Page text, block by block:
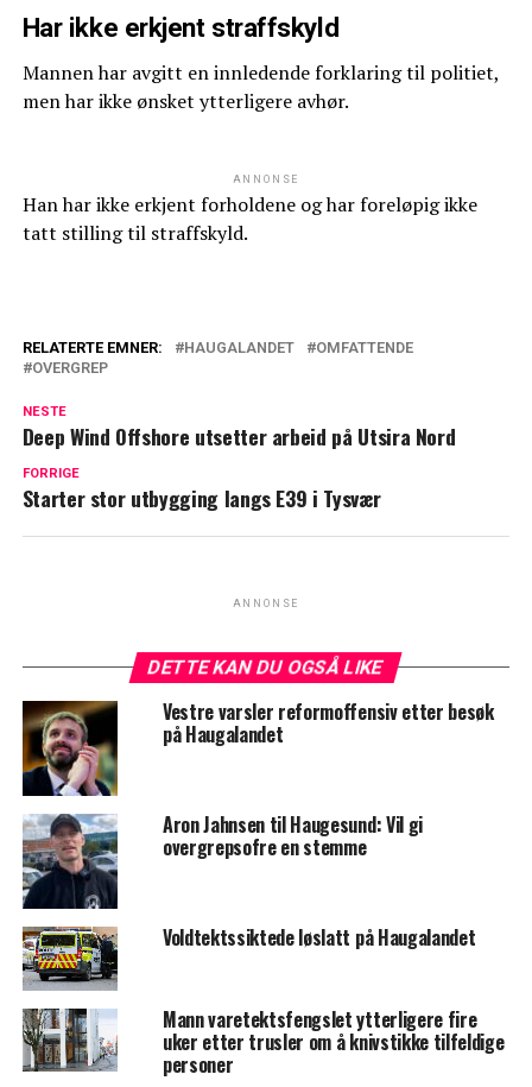
Har ikke erkjent straffskyld
Mannen har avgitt en innledende forklaring til politiet,
men har ikke ønsket ytterligere avhør.
ANNONSE
Han har ikke erkjent forholdene og har foreløpig ikke
tatt stilling til straffskyld.
RELATERTE EMNER: HAUGALANDET
OMFATTENDE
OVERGREP
NESTE
Deep Wind Offshore utsetter arbeid på Utsira Nord
FORRIGE
Starter stor utbygging langs E39 i Tysvær
ANNONSE
DETTE KAN DU OGSÅ LIKE
Vestre varsler reformoffensiv etter besøk
på Haugalandet
Aron Jahnsen til Haugesund: Vil gi
overgrepsofre en stemme
Voldtektssiktede løslatt på Haugalandet
Mann varetektsfengslet ytterligere fire
uker etter trusler om å knivstikke tilfeldige
personer